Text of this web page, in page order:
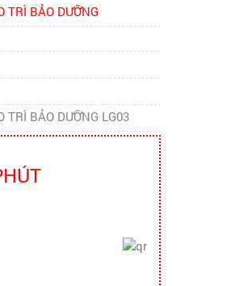
HÓA CHẤT CÓ LỌC HẤP
lao dong - Khóa tập huấn
dong - Khóa tập huấn
bảo hộ - Hội nghị Mạng thông
TRÌ BẢO DƯỠNG
TRÌ BẢO DƯỠNG LG03